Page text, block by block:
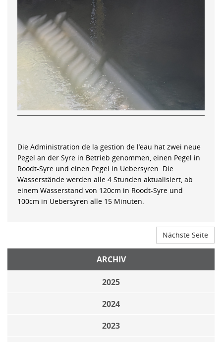
Die Administration de la gestion de l’eau hat zwei neue
Pegel an der Syre in Betrieb genommen, einen Pegel in
Roodt-Syre und einen Pegel in Uebersyren. Die
Wasserstände werden alle 4 Stunden aktualisiert, ab
einem Wasserstand von 120cm in Roodt-Syre und
100cm in Uebersyren alle 15 Minuten.
Nächste Seite
ARCHIV
2025
2024
2023